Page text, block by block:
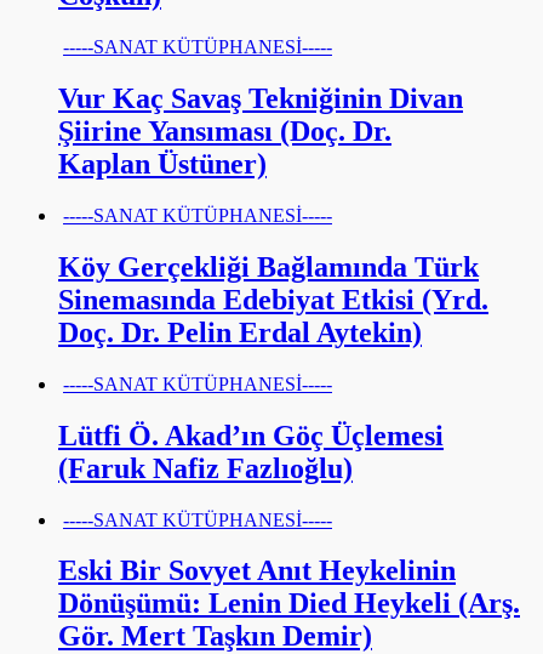
-----SANAT KÜTÜPHANESİ-----
Vur Kaç Savaş Tekniğinin Divan
Şiirine Yansıması (Doç. Dr.
Kaplan Üstüner)
-----SANAT KÜTÜPHANESİ-----
Köy Gerçekliği Bağlamında Türk
Sinemasında Edebiyat Etkisi (Yrd.
Doç. Dr. Pelin Erdal Aytekin)
-----SANAT KÜTÜPHANESİ-----
Lütfi Ö. Akad’ın Göç Üçlemesi
(Faruk Nafiz Fazlıoğlu)
-----SANAT KÜTÜPHANESİ-----
Eski Bir Sovyet Anıt Heykelinin
Dönüşümü: Lenin Died Heykeli (Arş.
Gör. Mert Taşkın Demir)